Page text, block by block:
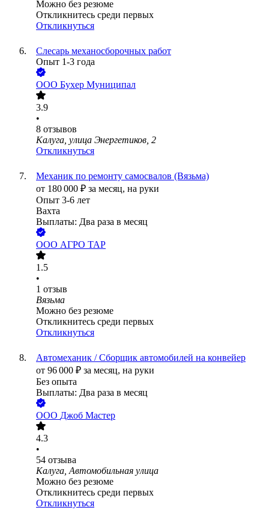
Можно без резюме
Откликнитесь среди первых
Откликнуться
Слесарь механосборочных работ
Опыт 1-3 года
ООО Бухер Муниципал
3.9
•
8 отзывов
Калуга, улица Энергетиков, 2
Откликнуться
Механик по ремонту самосвалов (Вязьма)
от 180 000 ₽ за месяц, на руки
Опыт 3-6 лет
Вахта
Выплаты: Два раза в месяц
ООО АГРО ТАР
1.5
•
1 отзыв
Вязьма
Можно без резюме
Откликнитесь среди первых
Откликнуться
Автомеханик / Сборщик автомобилей на конвейер
от 96 000 ₽ за месяц, на руки
Без опыта
Выплаты: Два раза в месяц
ООО Джоб Мастер
4.3
•
54 отзыва
Калуга, Автомобильная улица
Можно без резюме
Откликнитесь среди первых
Откликнуться